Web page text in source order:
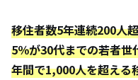
移住者数5年連続200人
5％が30代までの若者世
年間で1,000人を超える